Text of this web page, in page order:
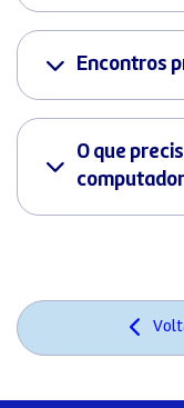
Encontros
O que